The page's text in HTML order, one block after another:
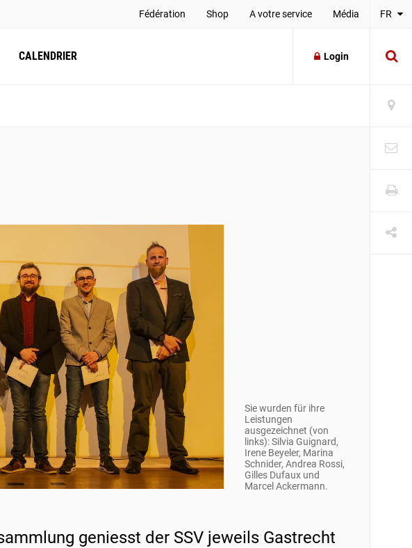
Fédération Shop A votre service Média FR
CALENDRIER Login
Sie wurden für ihre
Leistungen
ausgezeichnet (von
links): Silvia Guignard,
Irene Beyeler, Marina
Schnider, Andrea Rossi,
Gilles Dufaux und
Marcel Ackermann.
geniesst der SSV jeweils Gastrecht